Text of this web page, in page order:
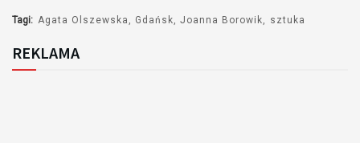
Tagi: Agata Olszewska Gdańsk Joanna Borowik sztuka
REKLAMA